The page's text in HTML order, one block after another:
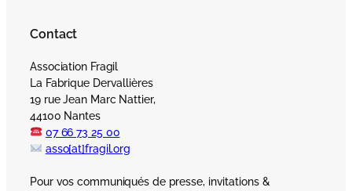
Contact
Association Fragil
La Fabrique Dervallières
19 rue Jean Marc Nattier,
44100 Nantes
07 66 73 25 00
asso[at]fragil.org
Pour vos communiqués de presse, invitations &